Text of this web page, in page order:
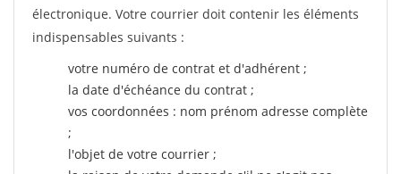
électronique. Votre courrier doit contenir les éléments
indispensables suivants :
votre numéro de contrat et d'adhérent ;
la date d'échéance du contrat ;
vos coordonnées : nom prénom adresse complète
;
l'objet de votre courrier ;